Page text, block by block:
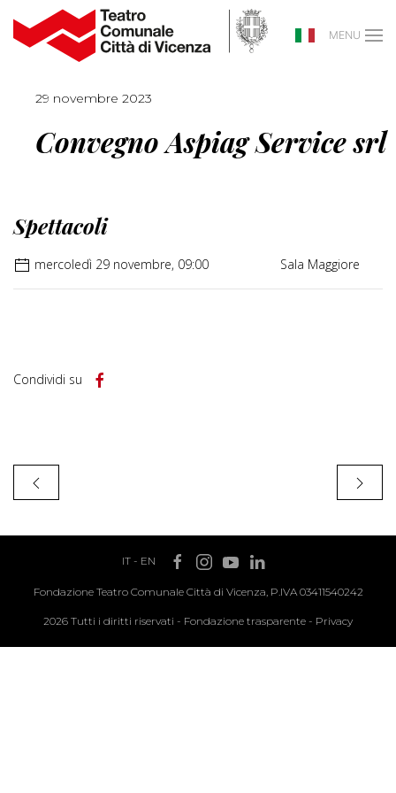
MENU
29 novembre 2023
Convegno Aspiag Service srl
Spettacoli
mercoledì 29 novembre, 09:00 Sala Maggiore
Condividi su
IT- EN
Fondazione Teatro Comunale Città di Vicenza, P.IVA 03411540242
2026 Tutti i diritti riservati - Fondazione trasparente - Privacy